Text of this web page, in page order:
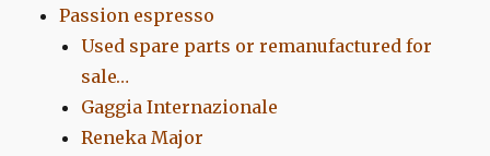
Passion espresso
Used spare parts or remanufactured for
sale…
Gaggia Internazionale
Reneka Major